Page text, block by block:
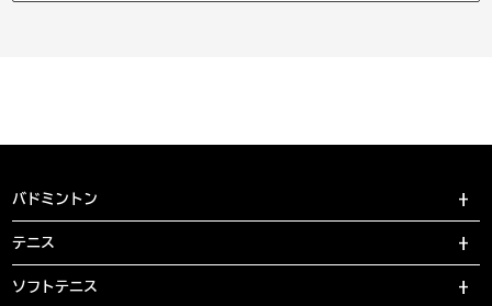
バドミントン
テニス
ソフトテニス